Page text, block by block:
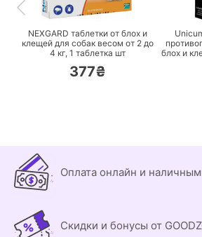
ПЕРЕЙТИ
NEXGARD таблетки от блох и
клещей для собак весом от 2 до
4 кг, 1 таблетка шт
377₴
блох и
Оплата онлайн и
Скидки и бонусы от